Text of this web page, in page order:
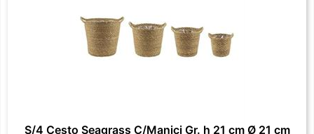
S/4 Cesto Seagrass C/Manici Gr. h 21 cm Ø 21 cm